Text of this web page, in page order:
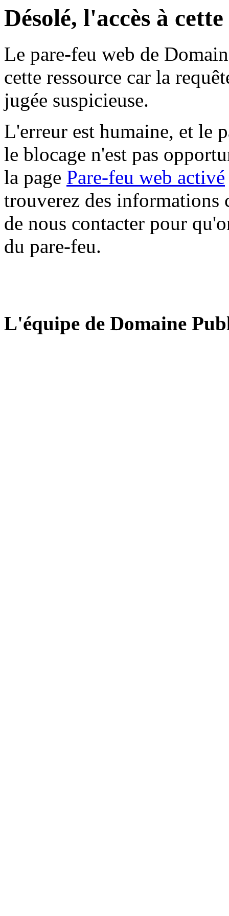
Désolé, l'accès à
Le pare-feu web de
cette ressource car la
jugée suspicieuse.
L'erreur est humaine, et le
le blocage n'est pas
la page Pare-feu web activé
trouverez des informations
de nous contacter pour
du pare-feu.
L'équipe de Domaine